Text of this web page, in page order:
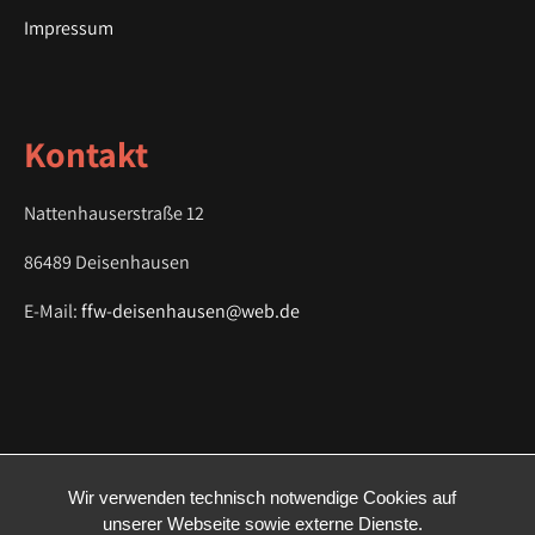
a
n
Impressum
Kontakt
Nattenhauserstraße 12
86489 Deisenhausen
E-Mail:ffw-deisenhausen@web.de
Wir verwenden technisch notwendige Cookies auf
unserer Webseite sowie externe Dienste.